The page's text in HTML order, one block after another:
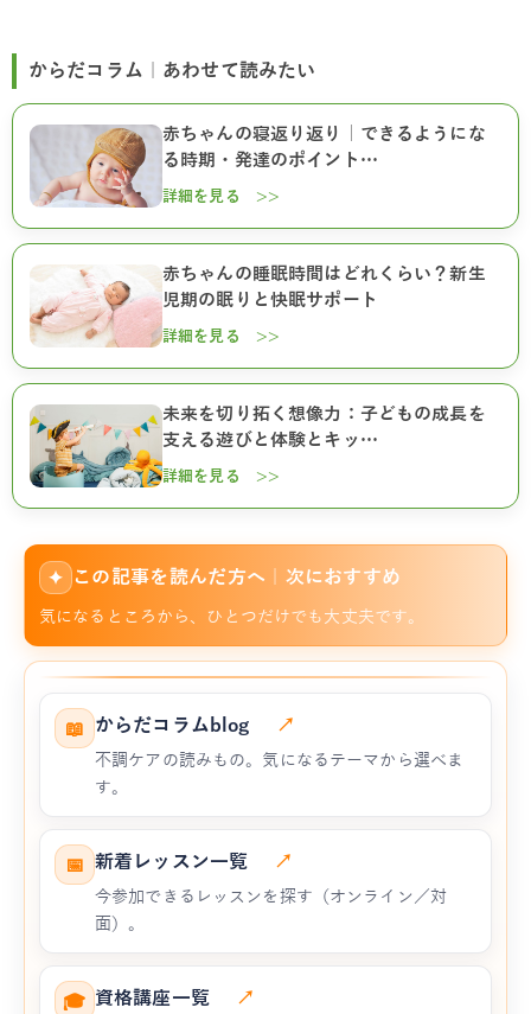
からだコラム｜あわせて読みたい
赤ちゃんの寝返り返り｜できるようにな
る時期・発達のポイント…
詳細を見る >>
赤ちゃんの睡眠時間はどれくらい？新生
児期の眠りと快眠サポート
詳細を見る >>
未来を切り拓く想像力：子どもの成長を
支える遊びと体験とキッ…
詳細を見る >>
✦ この記事を読んだ方へ｜次におすすめ
気になるところから、ひとつだけでも大丈夫です。
📖 からだコラムblog ↗
不調ケアの読みもの。気になるテーマから選べま
す。
📅 新着レッスン一覧 ↗
今参加できるレッスンを探す（オンライン／対
面）。
🎓 資格講座一覧 ↗